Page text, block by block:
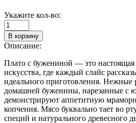
Укажите кол-во:
В корзину
Описание:
Плато с бужениной — это настоящая
искусства, где каждый слайс
идеального приготовления. Нежные
домашней буженины, нарезанные с
демонстрируют аппетитную
копчения. Мясо буквально тает во
специй и натурального древесного